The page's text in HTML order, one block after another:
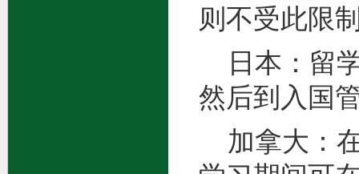
则不受此限
日本：留
然后到入国
加拿大：